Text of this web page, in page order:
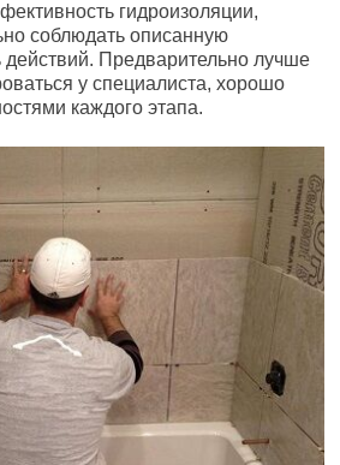
гидроизоляции,
соблюдать описанную
действий. Предварительно лучше
у специалиста, хорошо
каждого этапа.